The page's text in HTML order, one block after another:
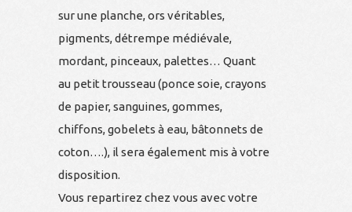
sur une planche, ors véritables,
pigments, détrempe médiévale,
mordant, pinceaux, palettes… Quant
au petit trousseau (ponce soie, crayons
de papier, sanguines, gommes,
chiffons, gobelets à eau, bâtonnets de
coton….), il sera également mis à votre
disposition.
Vous repartirez chez vous avec votre